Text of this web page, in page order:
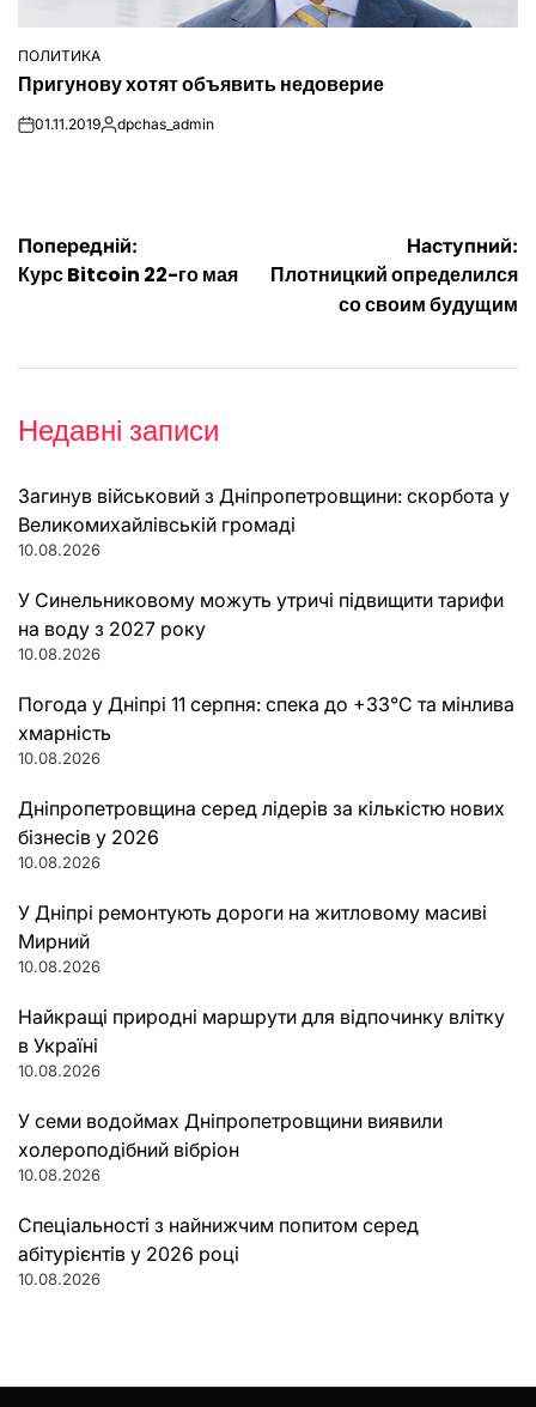
ОПУБЛІКУВАТИ
ПОЛИТИКА
Пригунову хотят объявить недоверие
on01.11.2019Опубліковано
dpchas_admin
Навігація
Попередній:
Курс Bitcoin 22-го мая
Наступний:
Плотницкий определился
со своим будущим
Недавні записи
Загинув військовий з Дніпропетровщини: скорбота у
Великомихайлівській громаді
10.08.2026
У Синельниковому можуть утричі підвищити тарифи
на воду з 2027 року
10.08.2026
Погода у Дніпрі 11 серпня: спека до +33°C та мінлива
хмарність
10.08.2026
Дніпропетровщина серед лідерів за кількістю нових
бізнесів у 2026
10.08.2026
У Дніпрі ремонтують дороги на житловому масиві
Мирний
10.08.2026
Найкращі природні маршрути для відпочинку влітку
в Україні
10.08.2026
У семи водоймах Дніпропетровщини виявили
холероподібний вібріон
10.08.2026
Спеціальності з найнижчим попитом серед
абітурієнтів у 2026 році
10.08.2026